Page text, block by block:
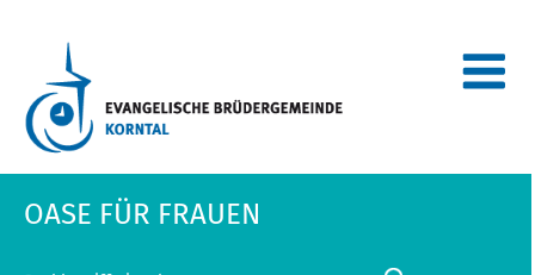
OASE FÜR FRAUEN